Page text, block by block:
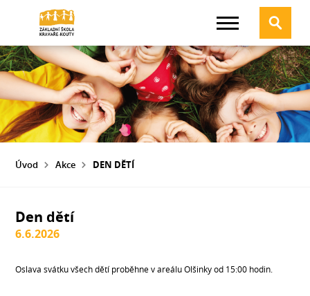
Úvod Akce DEN DĚTÍ
Den dětí
6.6.2026
Oslava svátku všech dětí proběhne v areálu Olšinky od 15:00 hodin.